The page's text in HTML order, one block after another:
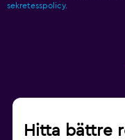
sekretesspolicy.
Hitta bättre